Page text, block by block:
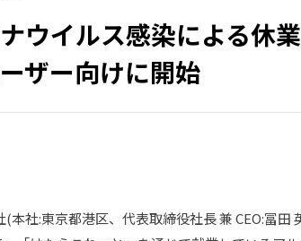
ウイルス感染による休
ザー向けに開始
本社:東京都港区、代表取締役社長 兼 CEO:冨田